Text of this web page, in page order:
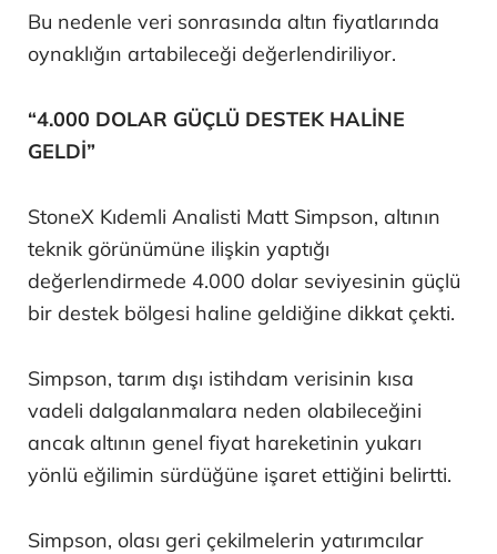
Bu nedenle veri sonrasında altın fiyatlarında
oynaklığın artabileceği değerlendiriliyor.
“4.000 DOLAR GÜÇLÜ DESTEK HALİNE
GELDİ”
StoneX Kıdemli Analisti Matt Simpson, altının
teknik görünümüne ilişkin yaptığı
değerlendirmede 4.000 dolar seviyesinin güçlü
bir destek bölgesi haline geldiğine dikkat çekti.
Simpson, tarım dışı istihdam verisinin kısa
vadeli dalgalanmalara neden olabileceğini
ancak altının genel fiyat hareketinin yukarı
yönlü eğilimin sürdüğüne işaret ettiğini belirtti.
Simpson, olası geri çekilmelerin yatırımcılar